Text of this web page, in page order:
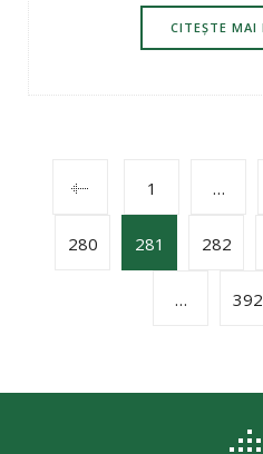
CITEȘTE MAI
POSTS
1 …
280 281 282
… 392